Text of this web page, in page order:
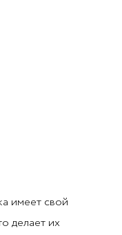
имеет свой
делает их